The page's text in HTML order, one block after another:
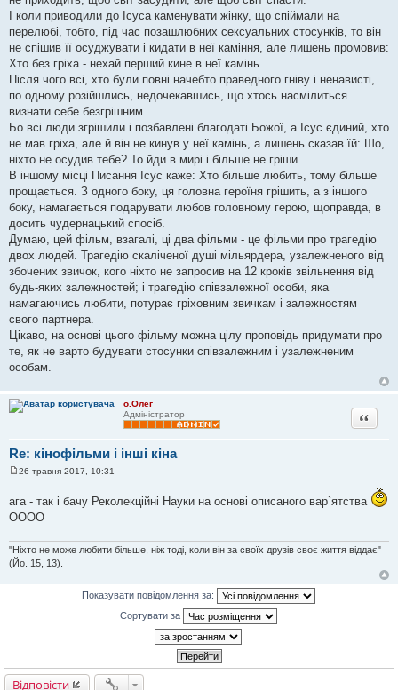
І коли приводили до Ісуса каменувати жінку, що спіймали на
перелюбі, тобто, під час позашлюбних сексуальних стосунків, то він
не спішив її осуджувати і кидати в неї каміння, але лишень промовив:
Хто без гріха - нехай перший кине в неї камінь.
Після чого всі, хто були повні начебто праведного гніву і ненависті,
по одному розійшлись, недочекавшись, що хтось насмілиться
визнати себе безгрішним.
Бо всі люди згрішили і позбавлені благодаті Божої, а Ісус єдиний, хто
не мав гріха, але й він не кинув у неї камінь, а лишень сказав їй: Шо,
ніхто не осудив тебе? То йди в мирі і більше не гріши.
В іншому місці Писання Ісус каже: Хто більше любить, тому більше
прощається. З одного боку, ця головна героїня грішить, а з іншого
боку, намагається подарувати любов головному герою, щоправда, в
досить чудернацький спосіб.
Думаю, цей фільм, взагалі, ці два фільми - це фільми про трагедію
двох людей. Трагедію скаліченої душі мільярдера, узалежненого від
збочених звичок, кого ніхто не запросив на 12 кроків звільнення від
будь-яких залежностей; і трагедію співзалежної особи, яка
намагаючись любити, потурає гріховним звичкам і залежностям
свого партнера.
Цікаво, на основі цього фільму можна цілу проповідь придумати про
те, як не варто будувати стосунки співзалежним і узалежненим
особам.
о.Олег
Адміністратор
Re: кінофільми і інші кіна
Цитата
в
і
д
м
л
е
26 травня 2017, 10:31
ага - так і бачу Реколекційні Науки на основі описаного вар`ятства
ОООО
"Ніхто не може любити більше, ніж тоді, коли він за своїх друзів своє життя віддає"
(Йо. 15, 13).
Показувати повідомлення за:
Сортувати за
Відповісти